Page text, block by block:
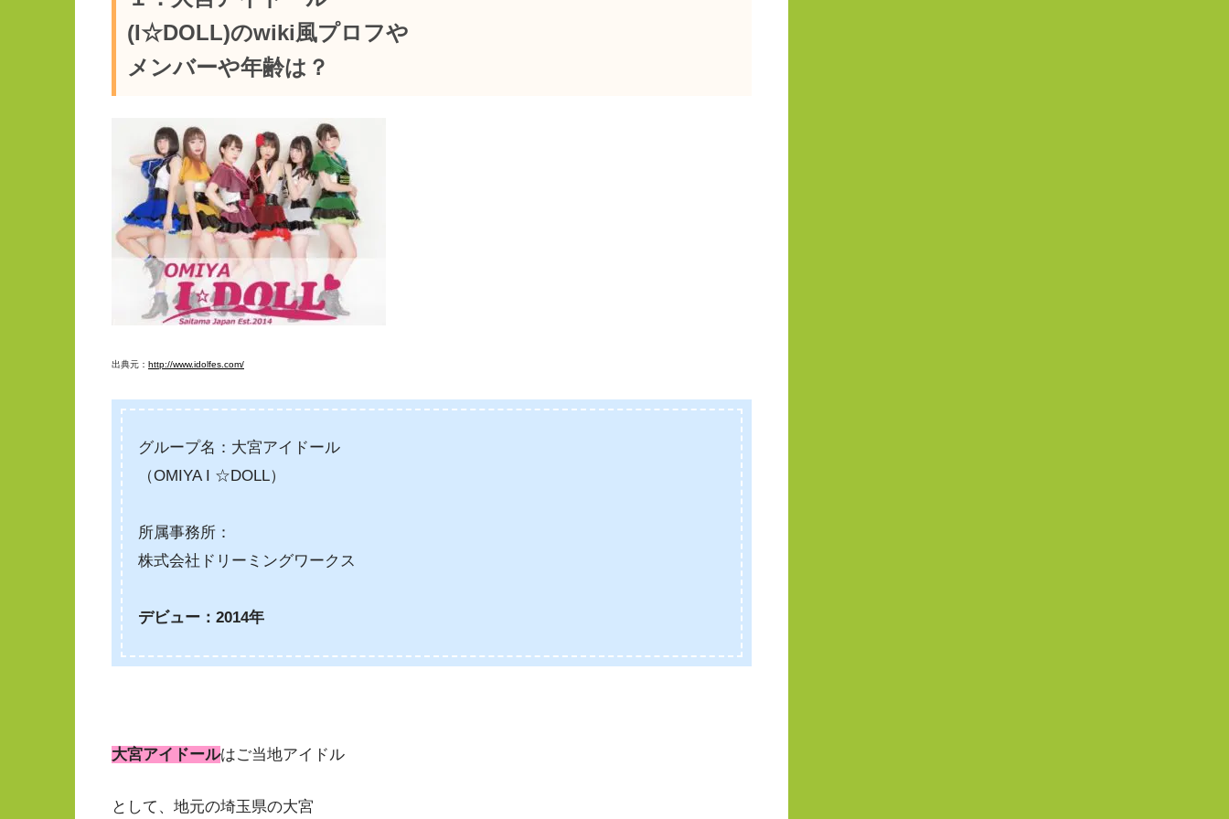
(I☆DOLL)のwiki風プロフや
メンバーや年齢は？
出典元： http://www.idolfes.com/
グループ名：大宮アイドール
（OMIYA I ☆DOLL）
所属事務所：
株式会社ドリーミングワークス
デビュー：2014年
大宮アイドールはご当地アイドル
として、地元の埼玉県の大宮